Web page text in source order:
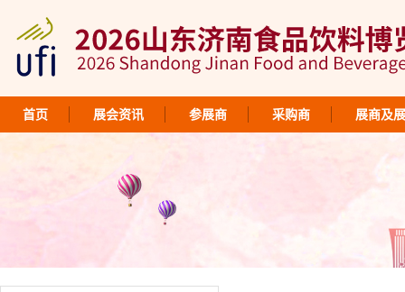
首页 展会资讯 参展商 采购商 展商及